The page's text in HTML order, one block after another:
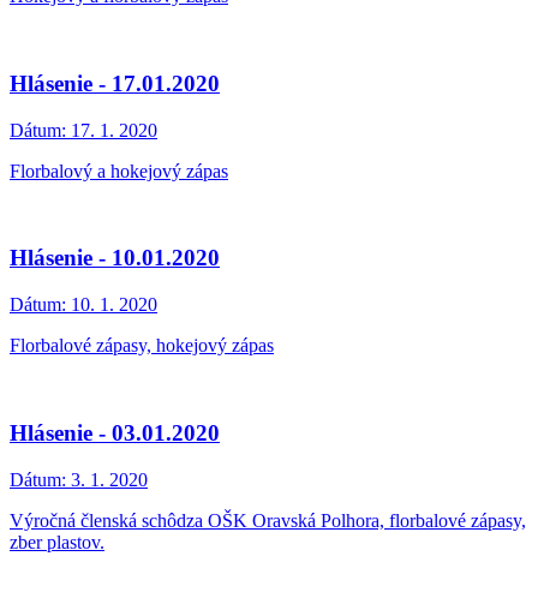
Hlásenie - 17.01.2020
Dátum: 17. 1. 2020
Florbalový a hokejový zápas
Hlásenie - 10.01.2020
Dátum: 10. 1. 2020
Florbalové zápasy, hokejový zápas
Hlásenie - 03.01.2020
Dátum: 3. 1. 2020
Výročná členská schôdza OŠK Oravská Polhora, florbalové zápasy,
zber plastov.